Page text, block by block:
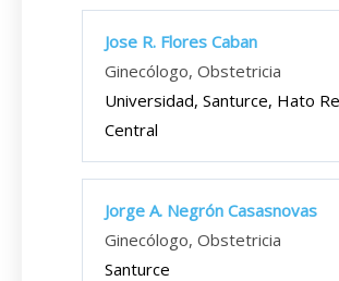
Jose R. Flores Caban
Ginecólogo, Obstetricia
Universidad, Santurce, Hato
Central
Jorge A. Negrón Casasnovas
Ginecólogo, Obstetricia
Santurce